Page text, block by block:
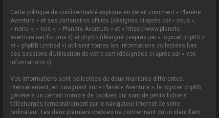
Cette politique de confidentialité explique en détail comment « Planète
Aventure » et ses partenaires affiliés (désignés ci-après par « nous »,
« notre », « nos », « Planète Aventure » et « https://www.planete-
aventure.net/forums ») et phpBB (désigné ci-après par « logiciel phpBB »
et « phpBB Limited ») utilisent toutes les informations collectées lors
des sessions d’utilisation de votre part (désignées ci-après par « vos
informations »).
Vos informations sont collectées de deux manières différentes.
Premièrement, en naviguant sur « Planète Aventure », le logiciel phpBB
génèrera un certain nombre de cookies qui sont de petits fichiers
téléchargés temporairement par le navigateur internet de votre
ordinateur. Les deux premiers cookies ne contiennent qu’un identifiant